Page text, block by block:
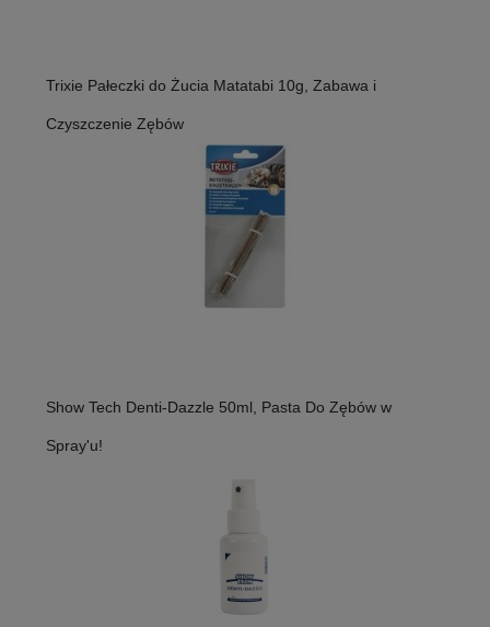
Trixie Pałeczki do Żucia Matatabi 10g, Zabawa i
Czyszczenie Zębów
Show Tech Denti-Dazzle 50ml, Pasta Do Zębów w
Spray'u!